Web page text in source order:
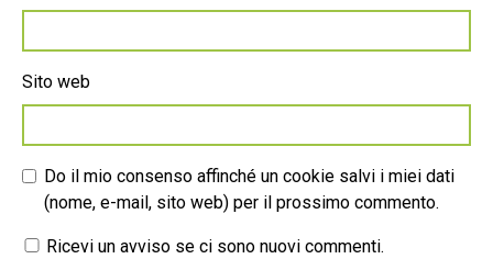
Sito web
Do il mio consenso affinché un cookie salvi i miei dati
(nome, e-mail, sito web) per il prossimo commento.
Ricevi un avviso se ci sono nuovi commenti.